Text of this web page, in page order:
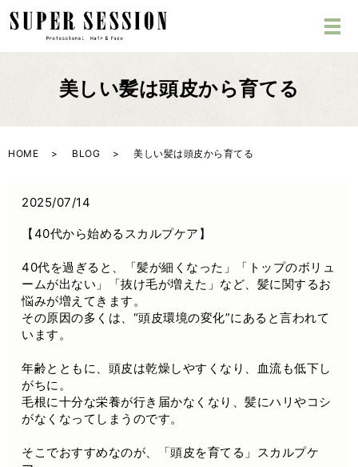
美しい髪は頭皮から育てる
HOME BLOG 美しい髪は頭皮から育てる
2025/07/14
【40代から始めるスカルプケア】
40代を過ぎると、「髪が細くなった」「トップのボリュ
ームが出ない」「抜け毛が増えた」など、髪に関するお
悩みが増えてきます。
その原因の多くは、“頭皮環境の変化”にあると言われて
います。
年齢とともに、頭皮は乾燥しやすくなり、血流も低下し
がちに。
毛根に十分な栄養が行き届かなくなり、髪にハリやコシ
がなくなってしまうのです。
そこでおすすめなのが、「頭皮を育てる」スカルプケ